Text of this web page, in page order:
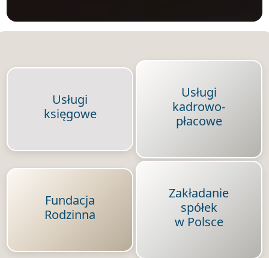
Usługi
księgowe
Usługi
kadrowo-
płacowe
Fundacja
Rodzinna
Zakładanie
spółek
w Polsce